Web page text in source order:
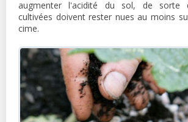
augmenter l'acidité du sol, de sorte
cultivées doivent rester nues au moins
cime.